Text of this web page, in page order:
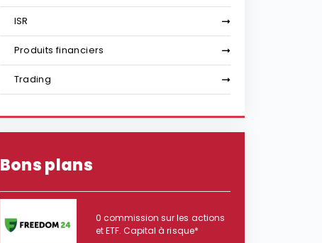
ISR
Produits financiers
Trading
Bons plans
0 commission sur les actions
et ETF. Capital à risque*